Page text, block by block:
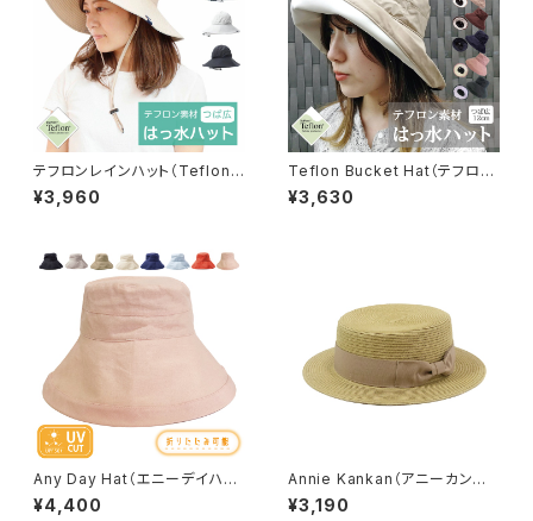
テフロンレインハット（Teflon
Rain Hat）【hb-1626rk】
¥3,960
Teflon Bucket Hat（テフロン
バケットハット）※オンライン限
定商品【hb-1122rk】
¥3,630
Any Day Hat（エニーデイハッ
ト）【lcf-n47116】
¥4,400
Annie Kankan（アニーカンカ
ン）【lcf-n57199】
¥3,190